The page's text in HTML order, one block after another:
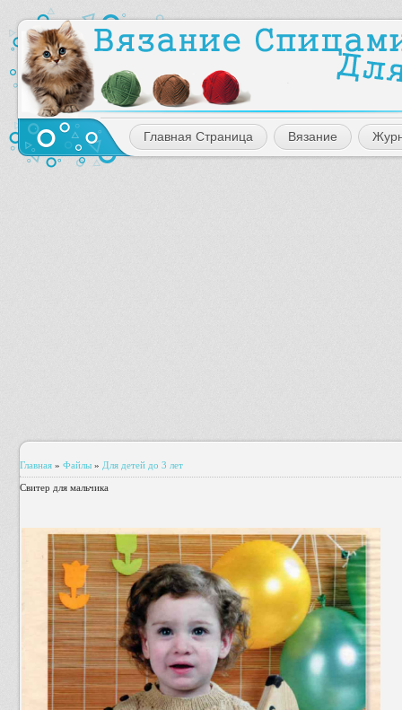
Главная Страница Вязание
Главная » Файлы » Для детей до 3 лет
Свитер для мальчика